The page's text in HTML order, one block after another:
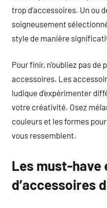
trop d’accessoires. Un ou
soigneusement
style de manière
Pour finir, n’oubliez pas
accessoires. Les
ludique d’expérimenter
votre créativité. Osez
couleurs et les formes
vous ressemblent.
Les must-have
d’accessoires